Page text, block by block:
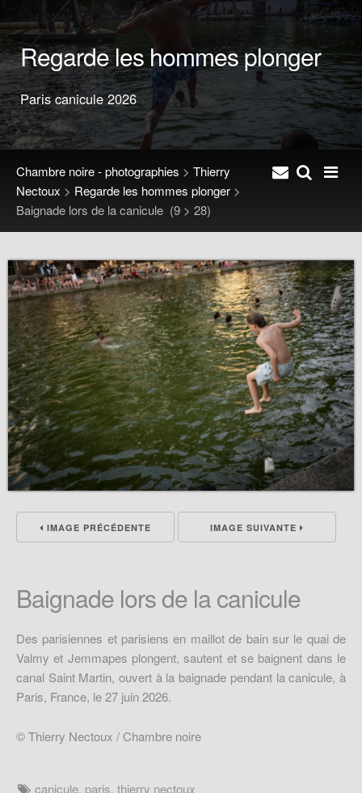
Regarde les hommes plonger
Paris canicule 2026
Chambre noire - photographies > Thierry
Nectoux > Regarde les hommes plonger >
Baignade lors de la canicule (9 > 28)
IMAGE PRÉCÉDENTE IMAGE SUIVANTE
Baignade lors de la canicule
Des parisiennes et parisiens en maillot de bain sur le quai de
Valmy et Jemmapes plongent, sautent et se baignent dans le
canal Saint Martin, ouvert à la baignade pendant la canicule, à
Paris, France, le 27 juin 2026.
© Thierry Nectoux / Chambre noire
canicule, paris,thierry nectoux